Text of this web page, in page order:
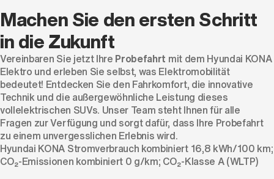
Machen Sie den ersten Schritt
in die Zukunft
Vereinbaren Sie jetzt Ihre Probefahrt mit dem Hyundai KONA
Elektro und erleben Sie selbst, was Elektromobilität
bedeutet! Entdecken Sie den Fahrkomfort, die innovative
Technik und die außergewöhnliche Leistung dieses
vollelektrischen SUVs. Unser Team steht Ihnen für alle
Fragen zur Verfügung und sorgt dafür, dass Ihre Probefahrt
zu einem unvergesslichen Erlebnis wird.
Hyundai KONA Stromverbrauch kombiniert 16,8 kWh/100 km;
CO₂-Emissionen kombiniert 0 g/km; CO₂-Klasse A (WLTP)